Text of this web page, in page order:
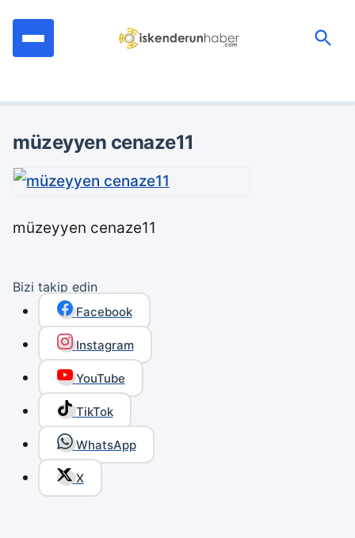
müzeyyen cenaze11
müzeyyen cenaze11
Bizi takip edin
Facebook
Instagram
YouTube
TikTok
WhatsApp
X